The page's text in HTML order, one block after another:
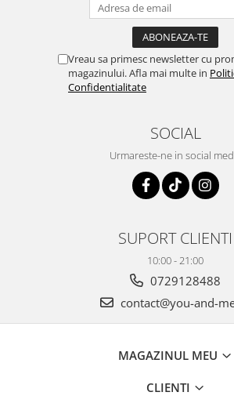
Vreau sa primesc newsletter cu
magazinului. Afla mai multe in
Confidentialitate
SOCIAL
Urmareste-ne in social
SUPORT CLIENTI
10:00 - 21:00
0729128488
contact@you-and-
MAGAZINUL MEU
CLIENTI